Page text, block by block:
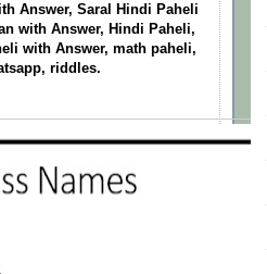
Answer, Saral Hindi Paheli
with Answer, Hindi Paheli,
with Answer, math paheli,
riddles.